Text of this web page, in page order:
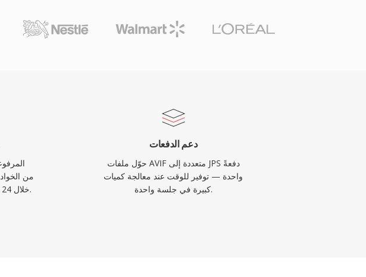
خلال 24 ساعة — بياناتك تبقى خاصة.
دعم الدفعات
حوّل ملفات AVIF متعددة إلى JPS دفعةً
واحدة — توفير للوقت عند معالجة كميات
كبيرة في جلسة واحدة.